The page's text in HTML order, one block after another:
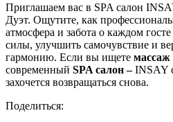
Приглашаем вас в SPA салон
Дуэт. Ощутите, как
атмосфера и забота о каждом
силы, улучшить самочувствие и
гармонию. Если вы ищете массаж
современный SPA салон –INSAY
захочется возвращаться снова.
Поделиться: